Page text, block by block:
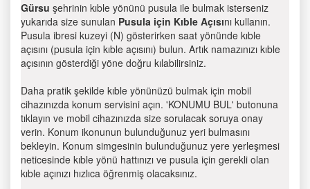
Gürsu şehrinin kıble yönünü pusula ile bulmak isterseniz
yukarıda size sunulan Pusula için Kıble Açısını kullanın.
Pusula ibresi kuzeyi (N) gösterirken saat yönünde kıble
açısını (pusula için kıble açısını) bulun. Artık namazınızı kıble
açısının gösterdiği yöne doğru kılabilirsiniz.
Daha pratik şekilde kıble yönünüzü bulmak için mobil
cihazınızda konum servisini açın. 'KONUMU BUL' butonuna
tıklayın ve mobil cihazınızda size sorulacak soruya onay
verin. Konum ikonunun bulunduğunuz yeri bulmasını
bekleyin. Konum simgesinin bulunduğunuz yere yerleşmesi
neticesinde kıble yönü hattınızı ve pusula için gerekli olan
kıble açınızı hızlıca öğrenmiş olacaksınız.